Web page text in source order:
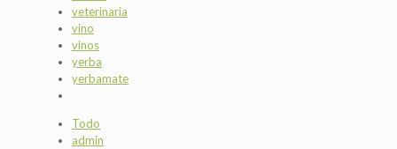
veterinaria
vino
vinos
yerba
yerbamate
Todo
admin